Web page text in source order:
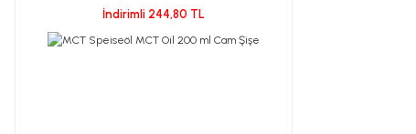
İndirimli 244,80 TL